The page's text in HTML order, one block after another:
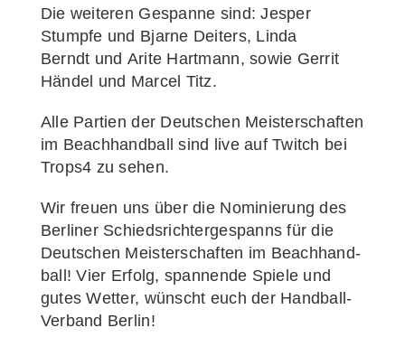
Die wei­te­ren Gespan­ne sind: Jes­per
Stump­fe und Bjar­ne Dei­ters, Lin­da
Berndt und Ari­te Hart­mann, sowie Ger­rit
Hän­del und Mar­cel Titz.
Alle Par­tien der Deut­schen Meis­ter­schaf­ten
im Beach­hand­ball sind live aufTwitch bei
Trops4 zu sehen.
Wir freu­en uns über die Nomi­nie­rung des
Ber­li­ner Schieds­rich­ter­ge­spanns für die
Deut­schen Meis­ter­schaf­ten im Beach­hand­
ball! Vier Erfolg, span­nen­de Spie­le und
gutes Wet­ter, wünscht euch der Han­d­­ball-
Ver­­­band Berlin!